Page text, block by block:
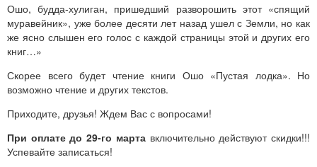
Ошо, будда-хулиган, пришедший разворошить этот «спящий
муравейник», уже более десяти лет назад ушел с Земли, но как
же ясно слышен его голос с каждой страницы этой и других его
книг…»
Скорее всего будет чтение книги Ошо «Пустая лодка». Но
возможно чтение и других текстов.
Приходите, друзья! Ждем Вас с вопросами!
При оплате до 29-го мартавключительно действуют скидки!!!
Успевайте записаться!